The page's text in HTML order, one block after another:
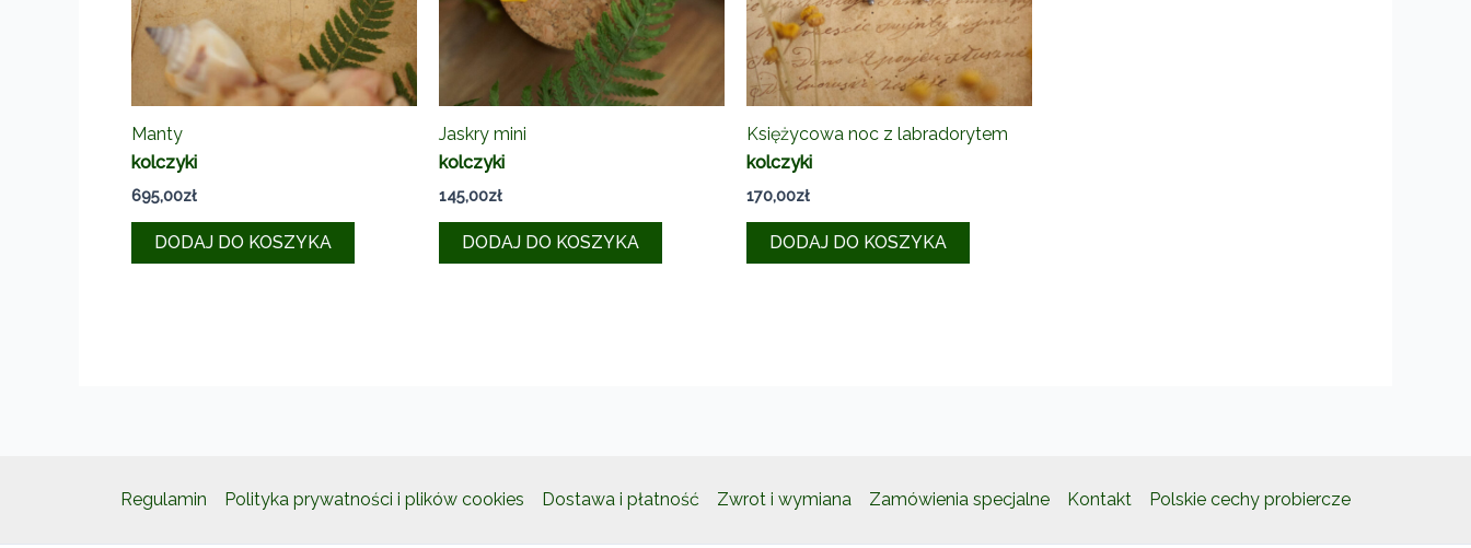
Manty
kolczyki
695,00zł
DODAJ DO KOSZYKA
Jaskry mini
kolczyki
145,00zł
DODAJ DO KOSZYKA
Księżycowa noc z labradorytem
kolczyki
170,00zł
DODAJ DO KOSZYKA
Regulamin Polityka prywatności i plików cookies Dostawa i płatność Zwrot i wymiana Zamówienia specjalne Kontakt Polskie cechy probiercze